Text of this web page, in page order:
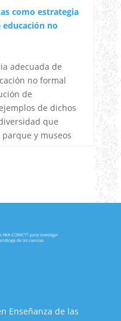
como estrategia
educación no
adecuada de
no formal
de
de dichos
que
y museos
Enseñanza de las